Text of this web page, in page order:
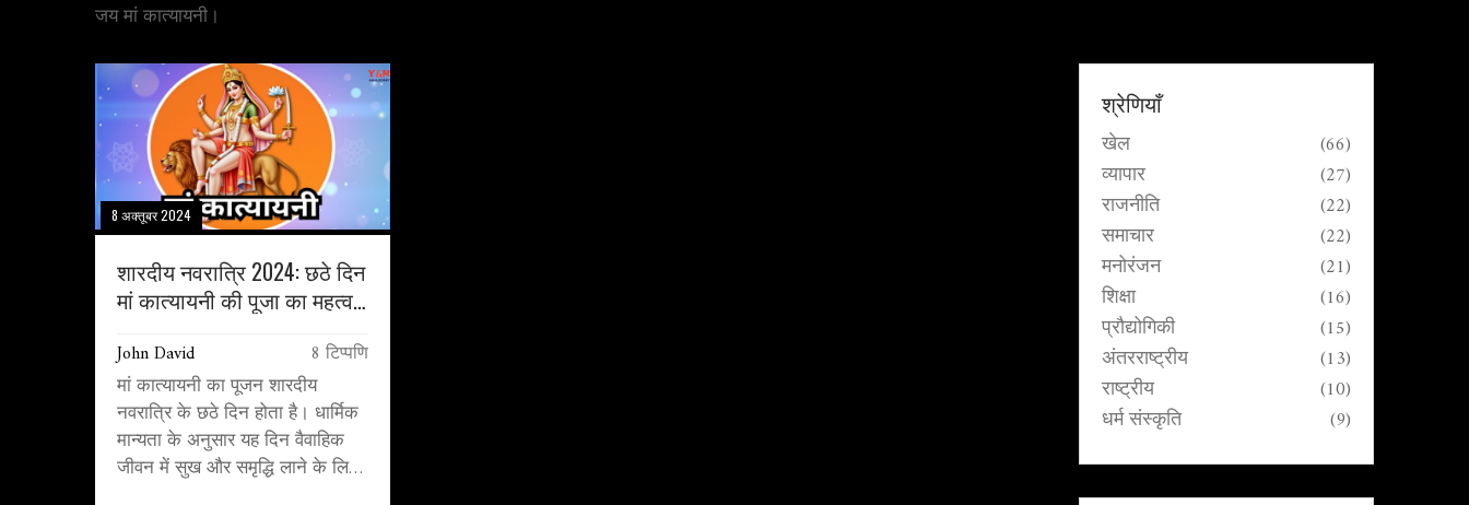
जय मां कात्यायनी।
8 अक्तूबर 2024
शारदीय नवरात्रि 2024: छठे दिन
मां कात्यायनी की पूजा का महत्व
John David 8 टिप्पणि
मां कात्यायनी का पूजन शारदीय
नवरात्रि के छठे दिन होता है। धार्मिक
मान्यता के अनुसार यह दिन वैवाहिक
जीवन में सुख और समृद्धि लाने के लिए
श्रेणियाँ
खेल (66)
व्यापार (27)
राजनीति (22)
समाचार (22)
मनोरंजन (21)
शिक्षा (16)
प्रौद्योगिकी (15)
अंतरराष्ट्रीय (13)
राष्ट्रीय (10)
धर्म संस्कृति (9)